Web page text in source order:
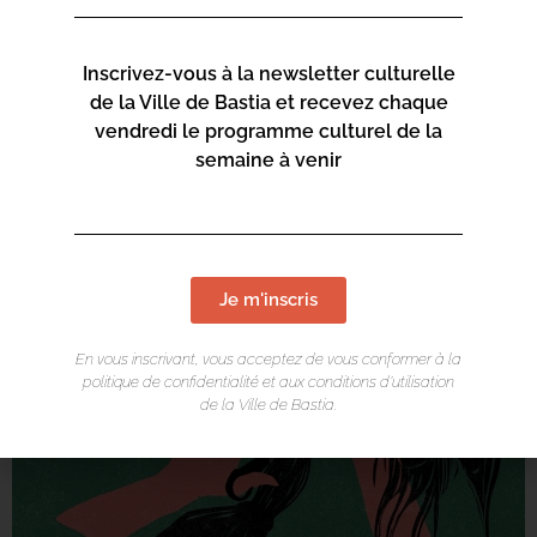
Inscrivez-vous à la newsletter culturelle
de la Ville de Bastia et recevez chaque
vendredi le programme culturel de la
semaine à venir
Je m'inscris
En vous inscrivant, vous acceptez de vous conformer à la
politique de confidentialité et aux conditions d’utilisation
de la Ville de Bastia.